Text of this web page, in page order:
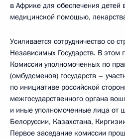
в Африке для обеспечения детей
медицинской помощью,
Усиливается сотрудничество со
Независимых Государств. В этом
Комиссии уполномоченных по
(омбудсменов) государств –
по инициативе российской
межгосударственного органа
и иные уполномоченные лица от
Белоруссии, Казахстана,
Первое заседание комиссии